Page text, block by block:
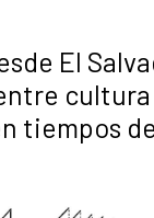
El
cultura
tiempos de